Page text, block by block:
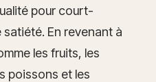
pour court-
En revenant à
les fruits, les
poissons et les